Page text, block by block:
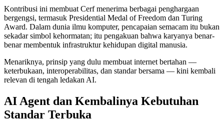
Kontribusi ini membuat Cerf menerima berbagai penghargaan
bergengsi, termasuk Presidential Medal of Freedom dan Turing
Award. Dalam dunia ilmu komputer, pencapaian semacam itu bukan
sekadar simbol kehormatan; itu pengakuan bahwa karyanya benar-
benar membentuk infrastruktur kehidupan digital manusia.
Menariknya, prinsip yang dulu membuat internet bertahan —
keterbukaan, interoperabilitas, dan standar bersama — kini kembali
relevan di tengah ledakan AI.
AI Agent dan Kembalinya Kebutuhan
Standar Terbuka